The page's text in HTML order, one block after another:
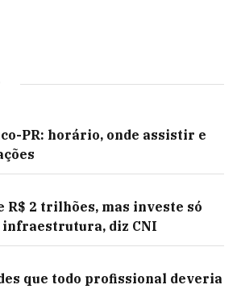
PR: horário, onde assistir e
R$ 2 trilhões, mas investe só
infraestrutura, diz CNI
que todo profissional deveria